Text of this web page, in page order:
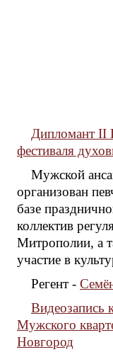
Дипломант II
фестиваля
Мужской
организован
базе
коллектив
Митрополии, а
участие в
Регент -
Видеозапись
Мужского
Новгород